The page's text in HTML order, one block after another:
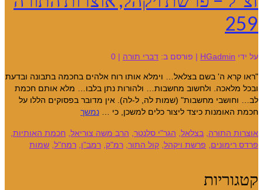
259
על ידי HGadmin
| פורסם ב: דברי תורה |
0
"ראו קרא ה' בשם בצלאל… וימלא אותו רוח אלהים בחכמה בתבונה ובדעת
ובכל מלאכה. ולחשוב מחשבות… ולהורות נתן בלבו… מלא אותם חכמת
לב… וחושבי מחשבות" (שמות לה, ל-לה). אין מדובר בפסוקים הללו על
חכמת האומנות כיצד ליצור כלים למשכן, כי … נמשך
אוצרות התורה, בצלאל, הגר"י סלנטר, הרב משה צוריאל, חכמת האותיות,
פרדס רימונים, פרשת ויקהל, קול התור, רמ"ק, רמב"ן, רמח"ל, שמות
קטגוריות